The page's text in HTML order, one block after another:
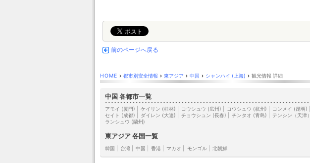
前のページへ戻る
HOME › 都市別安全情報 › 東アジア › 中国 › シャンハイ (上海) › 観光情報 詳細
中国 各都市一覧
アモイ (厦門) ケイリン (桂林) コウシュウ (広州) コウシュウ (杭州) コンメイ (昆明)
セイト (成都)
ダイレン (大連) チョウシュン (長春) チンタオ (青島) テンシン（天津）
ランシュウ (蘭州)
東アジア 各国一覧
韓国 台湾 中国 香港 マカオ モンゴル| 北朝鮮